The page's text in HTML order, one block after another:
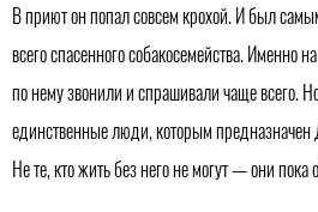
В приют он попал совсем крохой. И был
всего спасенного собакосемейства. Именно
по нему звонили и спрашивали чаще всего.
единственные люди, которым
Не те, кто жить без него не могут — они пока